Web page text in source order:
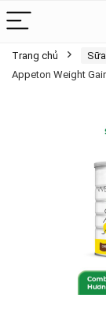
Trang chủ
Appeton Weight